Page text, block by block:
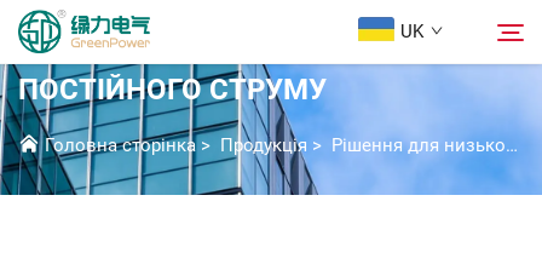
UK
Продукція
ПАНЕЛЬ ДЖЕРЕЛА ЖИВЛЕННЯ
ПОСТІЙНОГО СТРУМУ
Головна сторінка > Продукція > Рішення для низьковольтної комутаційної апаратури